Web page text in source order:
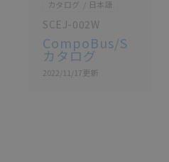
カタログ 日本語
SCEJ-002W
CompoBus/S
カタログ
2022/11/17更新